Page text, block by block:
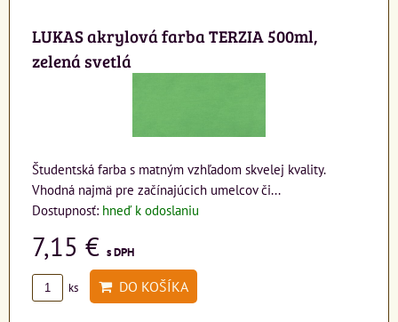
LUKAS akrylová farba TERZIA 500ml,
zelená svetlá
Študentská farba s matným vzhľadom skvelej kvality.
Vhodná najmä pre začínajúcich umelcov či...
Dostupnosť: hneď k odoslaniu
7,15 € s DPH
ks DO KOŠÍKA